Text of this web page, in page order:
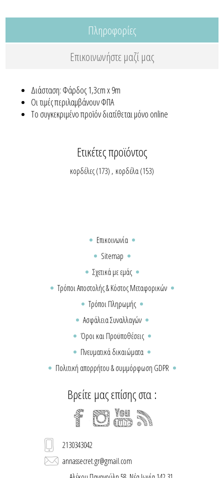
Πληροφορίες
Επικοινωνήστε μαζί μας
Διάσταση: Φάρδος 1,3cm x 9m
Οι τιμές περιλαμβάνουν ΦΠΑ
Το συγκεκριμένο προϊόν διατίθεται μόνο online
Ετικέτες προϊόντος
κορδέλες(173) , κορδέλα(153)
Επικοινωνία
Sitemap
Σχετικά με εμάς
Τρόποι Αποστολής & Κόστος Μεταφορικών
Τρόποι Πληρωμής
Ασφάλεια Συναλλαγών
Όροι και Προϋποθέσεις
Πνευματικά δικαιώματα
Πολιτική απορρήτου & συμμόρφωση GDPR
Βρείτε μας επίσης στα :
2130343042
annassecret.gr@gmail.com